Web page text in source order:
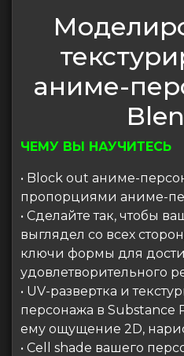
аниме-
ЧЕМУ ВЫ НАУЧИТЕСЬ
• Block out аниме-
пропорциями аниме-
• Сделайте так, чтобы
выглядел со всех
ключи формы для
удовлетворительного
• UV-развертка и
персонажа в Substance
ему ощущение 2D,
• Cell shade вашего